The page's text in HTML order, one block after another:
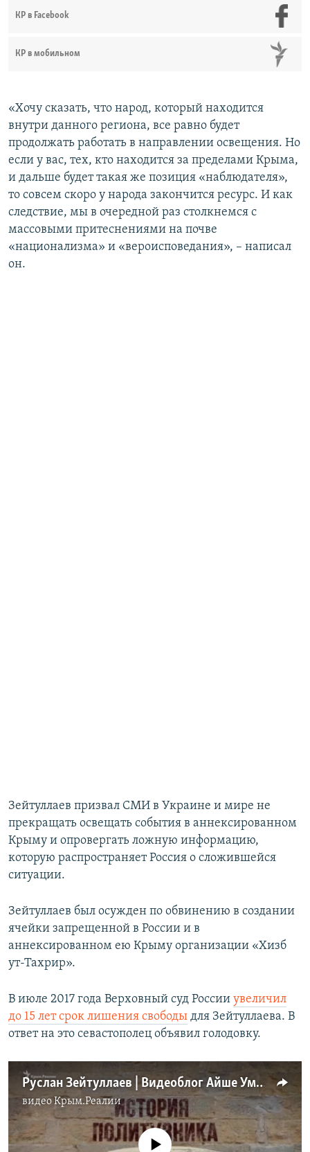
КР в Facebook
КР в мобильном
«Хочу сказать, что народ, который находится
внутри данного региона, все равно будет
продолжать работать в направлении освещения. Но
если у вас, тех, кто находится за пределами Крыма,
и дальше будет такая же позиция «наблюдателя»,
то совсем скоро у народа закончится ресурс. И как
следствие, мы в очередной раз столкнемся с
массовыми притеснениями на почве
«национализма» и «вероисповедания», – написал
он.
Зейтуллаев призвал СМИ в Украине и мире не
прекращать освещать события в аннексированном
Крыму и опровергать ложную информацию,
которую распространяет Россия о сложившейся
ситуации.
Зейтуллаев был осужден по обвинению в создании
ячейки запрещенной в России и в
аннексированном ею Крыму организации «Хизб
ут-Тахрир».
В июле 2017 года Верховный суд России увеличил
до 15 лет срок лишения свободы для Зейтуллаева. В
ответ на это севастополец объявил голодовку.
Руслан Зейтуллаев | Видеоблог Айше Умеровой (видео)
видеоКрым.Реалии
No media source currently available